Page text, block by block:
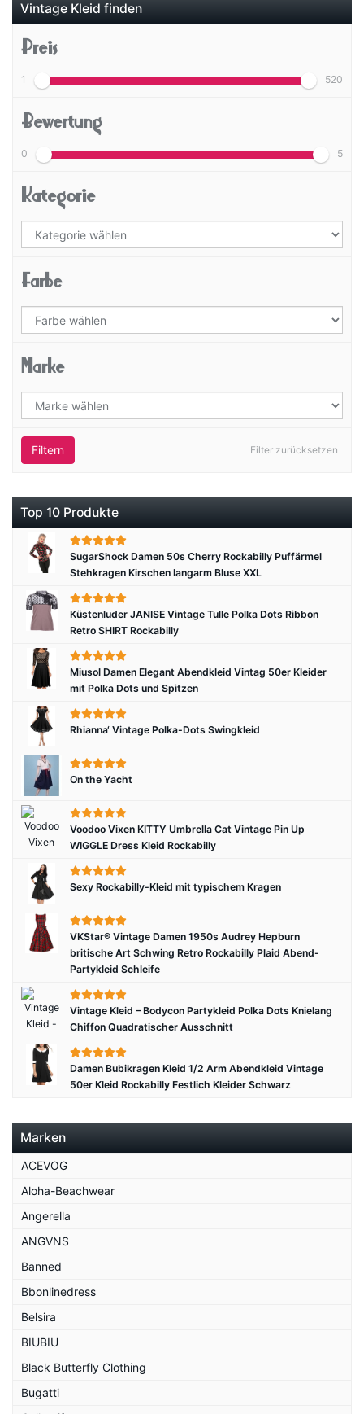
Vintage Kleid finden
Preis
1 520
Bewertung
0 5
Kategorie
Farbe
Marke
Filter zurücksetzen
Filtern
Top 10 Produkte
SugarShock Damen 50s Cherry Rockabilly Puffärmel
Stehkragen Kirschen langarm Bluse XXL
Küstenluder JANISE Vintage Tulle Polka Dots Ribbon
Retro SHIRT Rockabilly
Miusol Damen Elegant Abendkleid Vintag 50er Kleider
mit Polka Dots und Spitzen
Rhianna‘ Vintage Polka-Dots Swingkleid
On the Yacht
Voodoo Vixen KITTY Umbrella Cat Vintage Pin Up
WIGGLE Dress Kleid Rockabilly
Sexy Rockabilly-Kleid mit typischem Kragen
VKStar® Vintage Damen 1950s Audrey Hepburn
britische Art Schwing Retro Rockabilly Plaid Abend-
Partykleid Schleife
Vintage Kleid – Bodycon Partykleid Polka Dots Knielang
Chiffon Quadratischer Ausschnitt
Damen Bubikragen Kleid 1/2 Arm Abendkleid Vintage
50er Kleid Rockabilly Festlich Kleider Schwarz
Marken
ACEVOG
Aloha-Beachwear
Angerella
ANGVNS
Banned
Bbonlinedress
Belsira
BIUBIU
Black Butterfly Clothing
Bugatti